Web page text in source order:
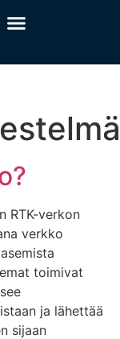
RTK-verkon
verkko
toimivat
ja lähettää
sijaan